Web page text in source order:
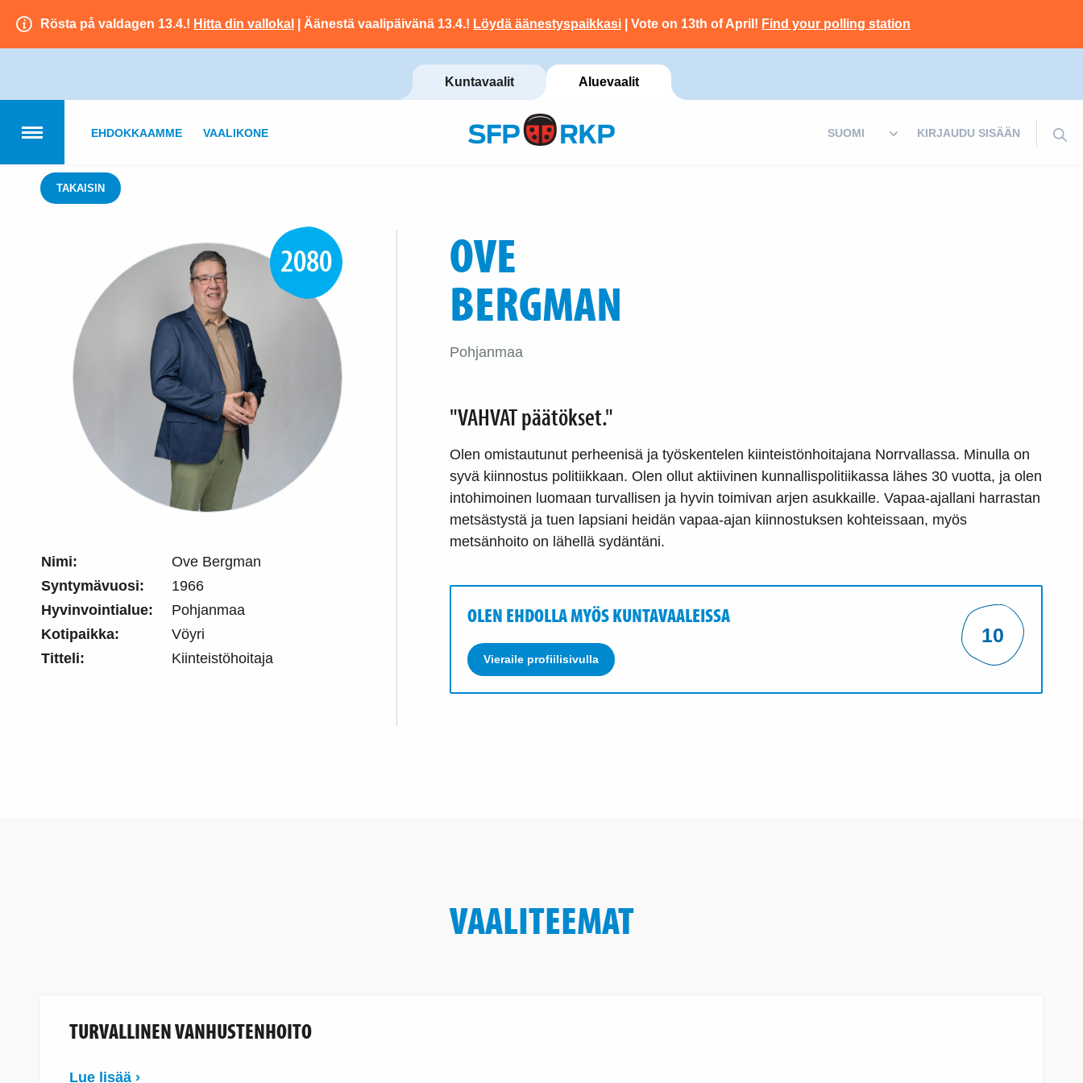
Rösta på valdagen 13.4.! Hitta din vallokal | Äänestä vaalipäivänä 13.4.! Löydä äänestyspaikkasi | Vote on 13th of April! Find your polling station
Kuntavaalit Aluevaalit
KIRJAUDU SISÄÄN
EHDOKKAAMME VAALIKONE
TAKAISIN
2080
Nimi:
Ove Bergman
Syntymävuosi:
1966
Hyvinvointialue:
Pohjanmaa
Kotipaikka:
Vöyri
Titteli:
Kiinteistöhoitaja
OVE
BERGMAN
Pohjanmaa
"VAHVAT päätökset."
Olen omistautunut perheenisä ja työskentelen kiinteistönhoitajana Norrvallassa. Minulla on
syvä kiinnostus politiikkaan. Olen ollut aktiivinen kunnallispolitiikassa lähes 30 vuotta, ja olen
intohimoinen luomaan turvallisen ja hyvin toimivan arjen asukkaille. Vapaa-ajallani harrastan
metsästystä ja tuen lapsiani heidän vapaa-ajan kiinnostuksen kohteissaan, myös
metsänhoito on lähellä sydäntäni.
OLEN EHDOLLA MYÖS KUNTAVAALEISSA
Vieraile profiilisivulla
10
VAALITEEMAT
TURVALLINEN VANHUSTENHOITO
Lue lisää ›